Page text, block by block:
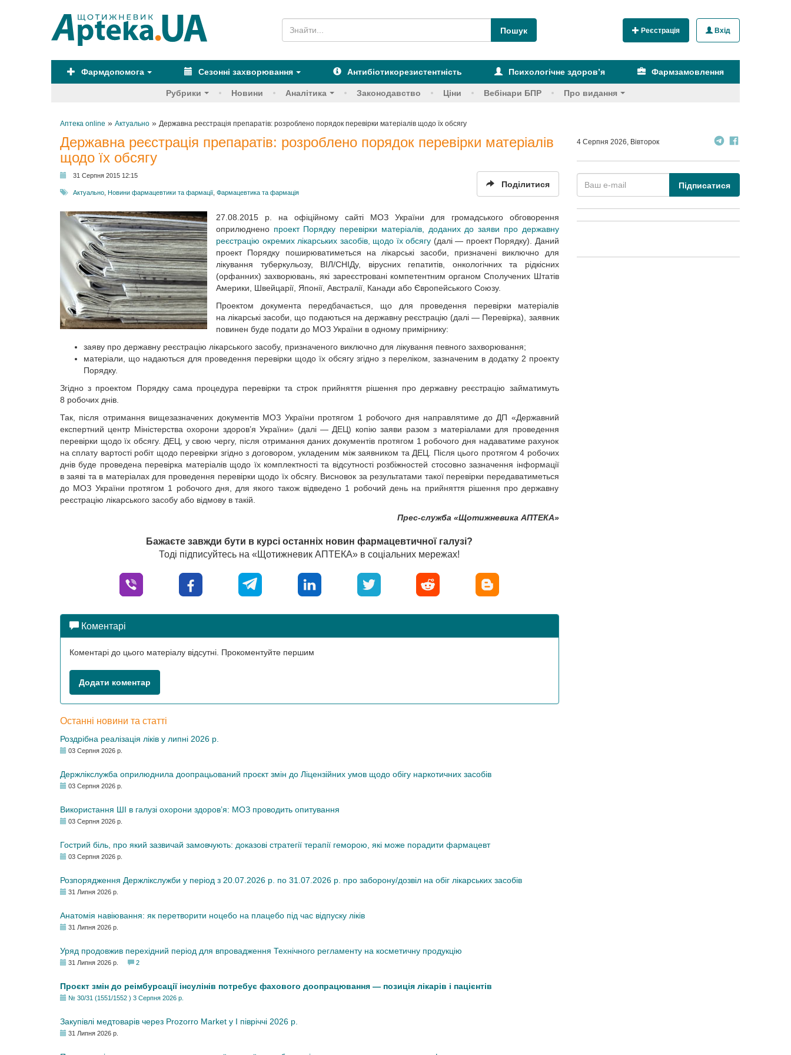
Реєстрація Вхід
Фармдопомога Сезонні захворювання Антибіотикорезистентність Психологічне здоров’я Фармзамовлення
Рубрики Новини Аналітика Законодавство Ціни Вебінари БПР Про видання
Аптека online » Актуально » Державна реєстрація препаратів: розроблено порядок перевірки матеріалів щодо їх обсягу
Державна реєстрація препаратів: розроблено порядок перевірки матеріалів
щодо їх обсягу
31 Серпня 2015 12:15
Актуально Новини фармацевтики та фармації Фармацевтика та фармація
Поділитися
27.08.2015 р. на офіційному сайті МОЗ України для громадського обговорення
оприлюднено проект Порядку перевірки матеріалів, доданих до заяви про державну
реєстрацію окремих лікарських засобів, щодо їх обсягу (далі — проект Порядку). Даний
проект Порядку поширюватиметься на лікарські засоби, призначені виключно для
лікування туберкульозу, ВІЛ/СНІДу, вірусних гепатитів, онкологічних та рідкісних
(орфанних) захворювань, які зареєстровані компетентним органом Сполучених Штатів
Америки, Швейцарії, Японії, Австралії, Канади або Європейського Союзу.
Проектом документа передбачається, що для проведення перевірки матеріалів
на лікарські засоби, що подаються на державну реєстрацію (далі — Перевірка), заявник
повинен буде подати до МОЗ України в одному примірнику:
заяву про державну реєстрацію лікарського засобу, призначеного виключно для лікування певного захворювання;
матеріали, що надаються для проведення перевірки щодо їх обсягу згідно з переліком, зазначеним в додатку 2 проекту
Порядку.
Згідно з проектом Порядку сама процедура перевірки та строк прийняття рішення про державну реєстрацію займатимуть
8 робочих днів.
Так, після отримання вищезазначених документів МОЗ України протягом 1 робочого дня направлятиме до ДП «Державний
експертний центр Міністерства охорони здоров’я України» (далі — ДЕЦ) копію заяви разом з матеріалами для проведення
перевірки щодо їх обсягу. ДЕЦ, у свою чергу, після отримання даних документів протягом 1 робочого дня надаватиме рахунок
на сплату вартості робіт щодо перевірки згідно з договором, укладеним між заявником та ДЕЦ. Після цього протягом 4 робочих
днів буде проведена перевірка матеріалів щодо їх комплектності та відсутності розбіжностей стосовно зазначення інформації
в заяві та в матеріалах для проведення перевірки щодо їх обсягу. Висновок за результатами такої перевірки передаватиметься
до МОЗ України протягом 1 робочого дня, для якого також відведено 1 робочий день на прийняття рішення про державну
реєстрацію лікарського засобу або відмову в такій.
Прес-служба «Щотижневика АПТЕКА»
Бажаєте завжди бути в курсі останніх новин фармацевтичної галузі?
Тоді підписуйтесь на «Щотижневик АПТЕКА» в соціальних мережах!
Коментарі
Коментарі до цього матеріалу відсутні. Прокоментуйте першим
Додати коментар
Останні новини та статті
Роздрібна реалізація ліків у липні 2026 р.
03 Серпня 2026 р.
Держлікслужба оприлюднила доопрацьований проєкт змін до Ліцензійних умов щодо обігу наркотичних засобів
03 Серпня 2026 р.
Використання ШІ в галузі охорони здоров’я: МОЗ проводить опитування
03 Серпня 2026 р.
Гострий біль, про який зазвичай замовчують: доказові стратегії терапії геморою, які може порадити фармацевт
03 Серпня 2026 р.
Розпорядження Держлікслужби у період з 20.07.2026 р. по 31.07.2026 р. про заборону/дозвіл на обіг лікарських засобів
31 Липня 2026 р.
Анатомія навіювання: як перетворити ноцебо на плацебо під час відпуску ліків
31 Липня 2026 р.
Уряд продовжив перехідний період для впровадження Технічного регламенту на косметичну продукцію
31 Липня 2026 р. 2
Проєкт змін до реімбурсації інсулінів потребує фахового доопрацювання — позиція лікарів і пацієнтів
№ 30/31 (1551/1552 ) 3 Серпня 2026 р.
Закупівлі медтоварів через Prozorro Market у I півріччі 2026 р.
31 Липня 2026 р.
4 Серпня 2026, Вівторок
Підписатися